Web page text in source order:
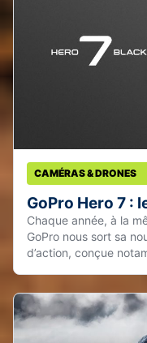
CAMÉRAS & DRONES
GoPro Hero 7 :
Chaque année, à la
GoPro nous sort sa
d’action, conçue